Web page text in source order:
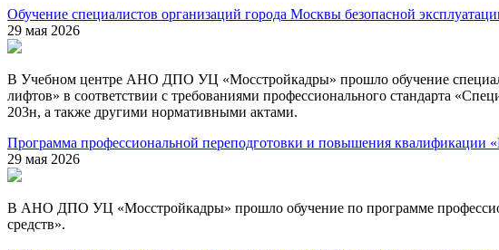
Обучение специалистов организаций города Москвы безопасной
29 мая 2026
В Учебном центре АНО ДПО УЦ «Мосстройкадры» прошло обучение
лифтов» в соответствии с требованиями профессионального стандарта
203н, а также другими нормативными актами.
Программа профессиональной переподготовки и повышения квалификации
29 мая 2026
В АНО ДПО УЦ «Мосстройкадры» прошло обучение по программе
средств».